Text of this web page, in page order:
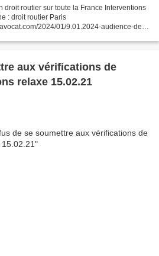
droit routier sur toute la France Interventions
: droit routier Paris
2024/01/9.01.2024-audience-de-
2023/06/29-juin-xavier-morin-
aux vérifications de
relaxe 15.02.21